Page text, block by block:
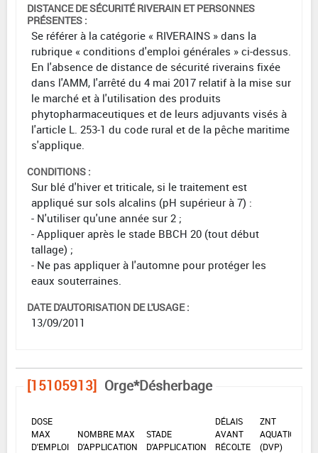
DISTANCE DE SÉCURITÉ RIVERAIN ET PERSONNES
PRÉSENTES :
Se référer à la catégorie « RIVERAINS » dans la
rubrique « conditions d'emploi générales » ci-dessus.
En l'absence de distance de sécurité riverains fixée
dans l'AMM, l'arrêté du 4 mai 2017 relatif à la mise sur
le marché et à l'utilisation des produits
phytopharmaceutiques et de leurs adjuvants visés à
l'article L. 253-1 du code rural et de la pêche maritime
s'applique.
CONDITIONS :
Sur blé d'hiver et triticale, si le traitement est
appliqué sur sols alcalins (pH supérieur à 7) :
- N'utiliser qu'une année sur 2 ;
- Appliquer après le stade BBCH 20 (tout début
tallage) ;
- Ne pas appliquer à l'automne pour protéger les
eaux souterraines.
DATE D'AUTORISATION DE L'USAGE :
13/09/2011
[15105913] Orge*Désherbage
DOSE
MAX
D'EMPLOI
NOMBRE MAX
D'APPLICATION
STADE
D'APPLICATION
DÉLAIS
AVANT
RÉCOLTE
ZNT
AQUATIQUE
(DVP)